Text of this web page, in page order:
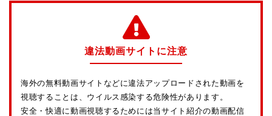
違法動画サイトに注意
海外の無料動画サイトなどに違法アップロードされた動画を
視聴することは、ウイルス感染する危険性があります。
安全・快適に動画視聴するためには当サイト紹介の動画配信